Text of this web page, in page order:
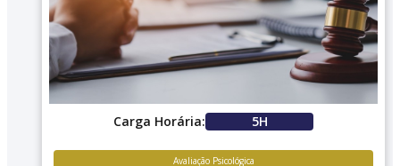
Carga Horária: 5H
Avaliação Psicológica